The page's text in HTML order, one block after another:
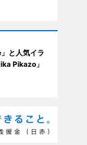
と人気イラ
Pikazo」